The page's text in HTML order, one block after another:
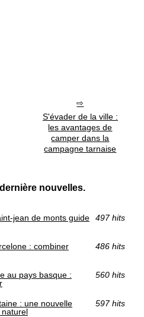
S'évader de la ville :
les avantages de
camper dans la
campagne tarnaise
nouvelles.
jean de monts guide
497 hits
: combiner
486 hits
au pays basque :
560 hits
: une nouvelle
597 hits